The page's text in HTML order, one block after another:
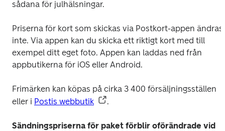
sådana för julhälsningar.
Priserna för kort som skickas via Postkort-appen ändras
inte. Via appen kan du skicka ett riktigt kort med till
exempel ditt eget foto. Appen kan laddas ned från
appbutikerna för iOS eller Android.
Frimärken kan köpas på cirka 3 400 försäljningsställen
eller i Postis webbutik .
Sändningspriserna för paket förblir oförändrade vid